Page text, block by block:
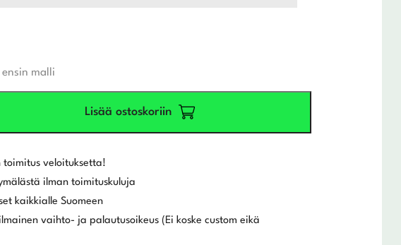
malli
Lisää ostoskoriin
veloituksetta!
ilman toimituskuluja
kaikkialle Suomeen
vaihto- ja palautusoikeus (Ei koske custom eikä